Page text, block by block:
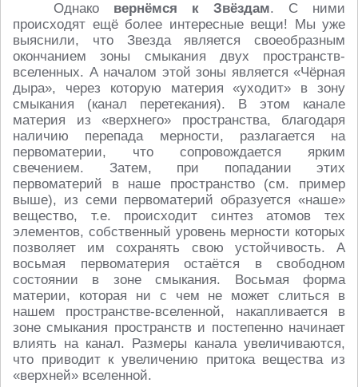
Однако вернёмся к Звёздам. С ними
происходят ещё более интересные вещи! Мы уже
выяснили, что Звезда является своеобразным
окончанием зоны смыкания двух пространств-
вселенных. А началом этой зоны является «Чёрная
дыра», через которую материя «уходит» в зону
смыкания (канал перетекания). В этом канале
материя из «верхнего» пространства, благодаря
наличию перепада мерности, разлагается на
первоматерии, что сопровождается ярким
свечением. Затем, при попадании этих
первоматерий в наше пространство (см. пример
выше), из семи первоматерий образуется «наше»
вещество, т.е. происходит синтез атомов тех
элементов, собственный уровень мерности которых
позволяет им сохранять свою устойчивость. А
восьмая первоматерия остаётся в свободном
состоянии в зоне смыкания. Восьмая форма
материи, которая ни с чем не может слиться в
нашем пространстве-вселенной, накапливается в
зоне смыкания пространств и постепенно начинает
влиять на канал. Размеры канала увеличиваются,
что приводит к увеличению притока вещества из
«верхней» вселенной.